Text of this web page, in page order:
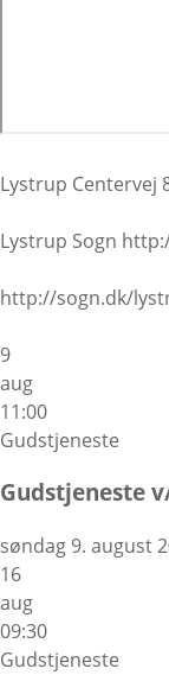
Lystrup Centervej
Lystrup Sogn
http://sogn.dk/
9
aug
11:00
Gudstjeneste
Gudstjeneste
søndag 9. august
16
aug
09:30
Gudstjeneste